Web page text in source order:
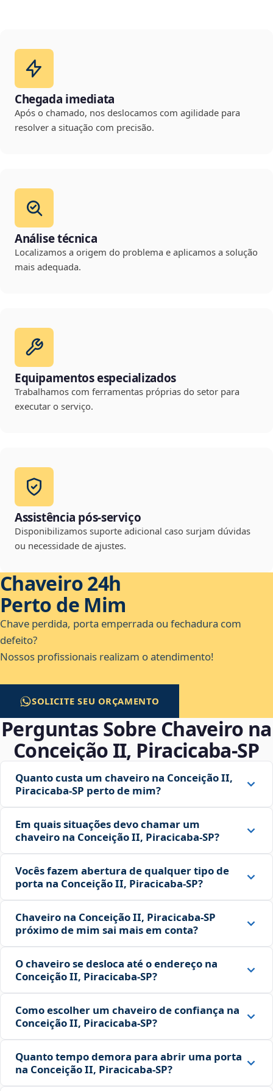
Chegada imediata
Após o chamado, nos deslocamos com agilidade para
resolver a situação com precisão.
Análise técnica
Localizamos a origem do problema e aplicamos a solução
mais adequada.
Equipamentos especializados
Trabalhamos com ferramentas próprias do setor para
executar o serviço.
Assistência pós-serviço
Disponibilizamos suporte adicional caso surjam dúvidas
ou necessidade de ajustes.
Chaveiro 24h
Perto de Mim
Chave perdida, porta emperrada ou fechadura com
defeito?
Nossos profissionais realizam o atendimento!
SOLICITE SEU ORÇAMENTO
Perguntas Sobre Chaveiro na
Conceição II, Piracicaba‑SP
Quanto custa um chaveiro na Conceição II,
Piracicaba‑SP perto de mim?
Em quais situações devo chamar um
chaveiro na Conceição II, Piracicaba‑SP?
Vocês fazem abertura de qualquer tipo de
porta na Conceição II, Piracicaba‑SP?
Chaveiro na Conceição II, Piracicaba‑SP
próximo de mim sai mais em conta?
O chaveiro se desloca até o endereço na
Conceição II, Piracicaba‑SP?
Como escolher um chaveiro de confiança na
Conceição II, Piracicaba‑SP?
Quanto tempo demora para abrir uma porta
na Conceição II, Piracicaba‑SP?